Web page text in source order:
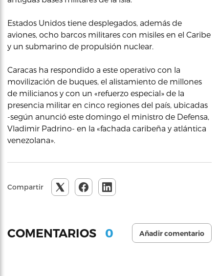
Estados Unidos tiene desplegados, además de
aviones, ocho barcos militares con misiles en el Caribe
y un submarino de propulsión nuclear.
Caracas ha respondido a este operativo con la
movilización de buques, el alistamiento de millones
de milicianos y con un «refuerzo especial» de la
presencia militar en cinco regiones del país, ubicadas
-según anunció este domingo el ministro de Defensa,
Vladimir Padrino- en la «fachada caribeña y atlántica
venezolana».
Compartir
COMENTARIOS 0 Añadir comentario